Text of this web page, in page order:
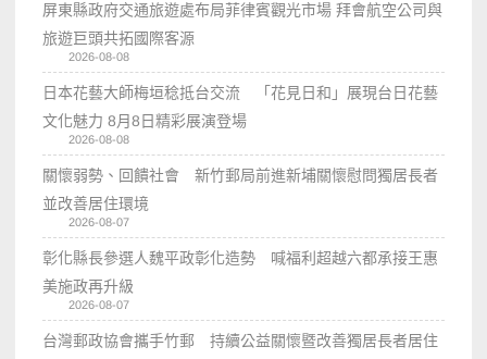
屏東縣政府交通旅遊處布局菲律賓觀光市場 拜會航空公司與
旅遊巨頭共拓國際客源
2026-08-08
日本花藝大師梅垣稔抵台交流 「花見日和」展現台日花藝
文化魅力 8月8日精彩展演登場
2026-08-08
關懷弱勢、回饋社會 新竹郵局前進新埔關懷慰問獨居長者
並改善居住環境
2026-08-07
彰化縣長參選人魏平政彰化造勢 喊福利超越六都承接王惠
美施政再升級
2026-08-07
台灣郵政協會攜手竹郵 持續公益關懷暨改善獨居長者居住